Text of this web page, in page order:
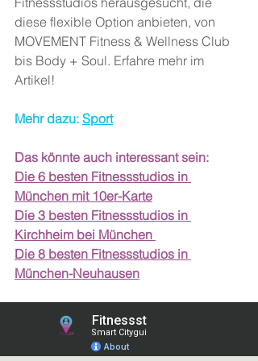
diese flexible Option anbieten, von
MOVEMENT Fitness & Wellness Club
bis Body + Soul. Erfahre mehr im
Artikel!
Mehr dazu: Sport
Das könnte auch interessant sein:
Die 6 besten Fitnessstudios in
München mit 10er-Karte
Die 3 besten Fitnessstudios in
Kirchheim bei München
Die 8 besten Fitnessstudios in
München-Neuhausen